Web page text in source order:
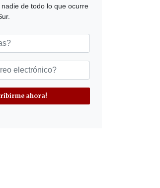
de todo lo que ocurre
ahora!